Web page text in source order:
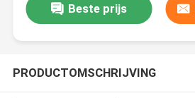
Beste prijs
PRODUCTOMSCHRIJVING